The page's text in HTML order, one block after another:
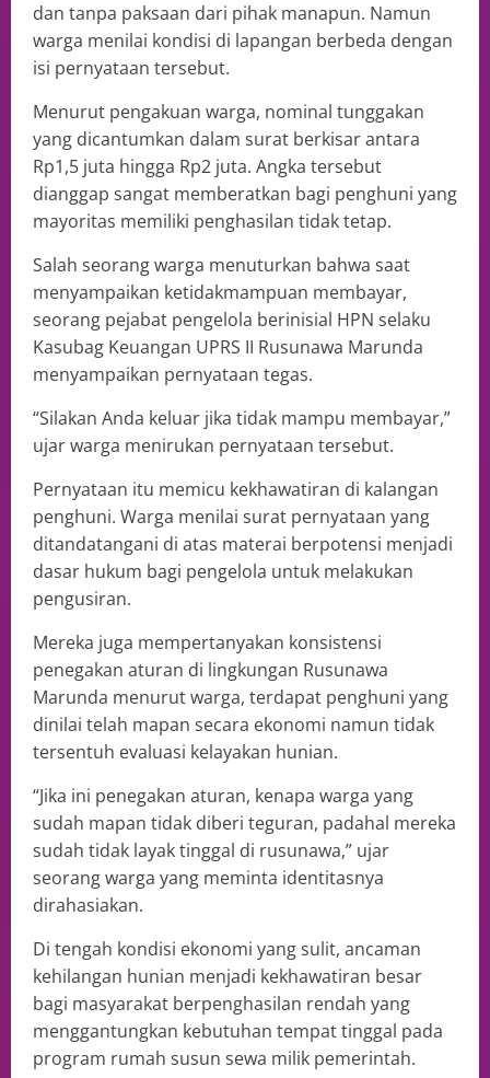
dan tanpa paksaan dari pihak manapun. Namun
warga menilai kondisi di lapangan berbeda dengan
isi pernyataan tersebut.
Menurut pengakuan warga, nominal tunggakan
yang dicantumkan dalam surat berkisar antara
Rp1,5 juta hingga Rp2 juta. Angka tersebut
dianggap sangat memberatkan bagi penghuni yang
mayoritas memiliki penghasilan tidak tetap.
Salah seorang warga menuturkan bahwa saat
menyampaikan ketidakmampuan membayar,
seorang pejabat pengelola berinisial HPN selaku
Kasubag Keuangan UPRS II Rusunawa Marunda
menyampaikan pernyataan tegas.
“Silakan Anda keluar jika tidak mampu membayar,”
ujar warga menirukan pernyataan tersebut.
Pernyataan itu memicu kekhawatiran di kalangan
penghuni. Warga menilai surat pernyataan yang
ditandatangani di atas materai berpotensi menjadi
dasar hukum bagi pengelola untuk melakukan
pengusiran.
Mereka juga mempertanyakan konsistensi
penegakan aturan di lingkungan Rusunawa
Marunda menurut warga, terdapat penghuni yang
dinilai telah mapan secara ekonomi namun tidak
tersentuh evaluasi kelayakan hunian.
“Jika ini penegakan aturan, kenapa warga yang
sudah mapan tidak diberi teguran, padahal mereka
sudah tidak layak tinggal di rusunawa,” ujar
seorang warga yang meminta identitasnya
dirahasiakan.
Di tengah kondisi ekonomi yang sulit, ancaman
kehilangan hunian menjadi kekhawatiran besar
bagi masyarakat berpenghasilan rendah yang
menggantungkan kebutuhan tempat tinggal pada
program rumah susun sewa milik pemerintah.